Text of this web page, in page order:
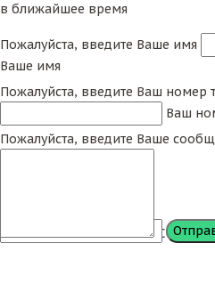
в ближайшее время
Пожалуйста, введите Ваше имя
Ваше имя
Пожалуйста, введите Ваш номер
Ваш
Пожалуйста, введите Ваше